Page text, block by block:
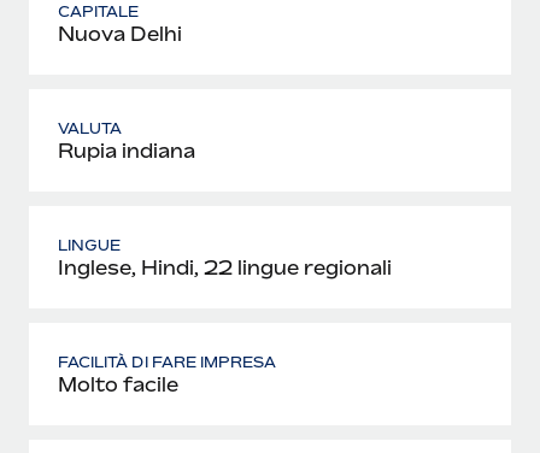
CAPITALE
Nuova Delhi
VALUTA
Rupia indiana
LINGUE
Inglese, Hindi, 22 lingue regionali
FACILITÀ DI FARE IMPRESA
Molto facile